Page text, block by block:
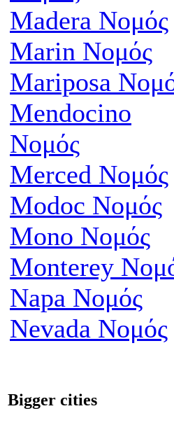
Madera Νομός
Marin Νομός
Mariposa
Mendocino
Νομός
Merced Νομός
Modoc Νομός
Mono Νομός
Monterey
Napa Νομός
Nevada Νομός
Bigger cities